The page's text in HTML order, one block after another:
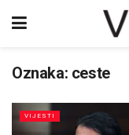
Oznaka: ceste
VIJESTI